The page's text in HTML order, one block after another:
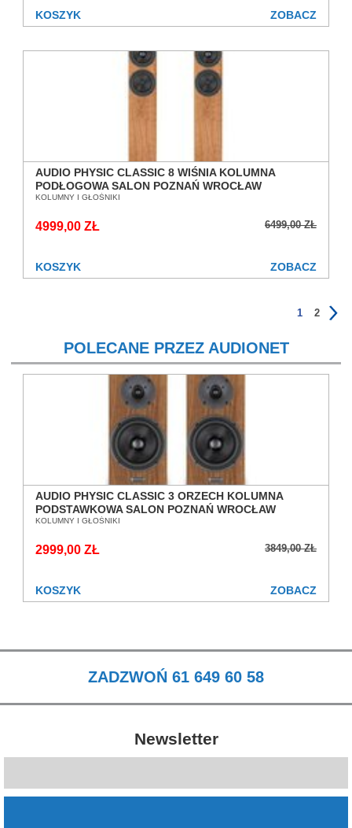
KOSZYK ZOBACZ
AUDIO PHYSIC CLASSIC 8 WIŚNIA KOLUMNA
PODŁOGOWA SALON POZNAŃ WROCŁAW
KOLUMNY I GŁOŚNIKI
6499,00 ZŁ
4999,00 ZŁ
KOSZYK ZOBACZ
1 2
POLECANE PRZEZ AUDIONET
AUDIO PHYSIC CLASSIC 3 ORZECH KOLUMNA
PODSTAWKOWA SALON POZNAŃ WROCŁAW
KOLUMNY I GŁOŚNIKI
3849,00 ZŁ
2999,00 ZŁ
KOSZYK ZOBACZ
ZADZWOŃ 61 649 60 58
Newsletter